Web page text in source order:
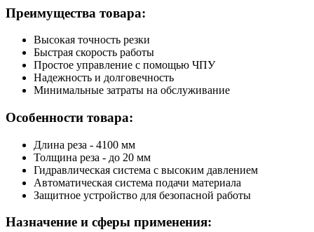
Преимущества товара:
Высокая точность резки
Быстрая скорость работы
Простое управление с помощью ЧПУ
Надежность и долговечность
Минимальные затраты на обслуживание
Особенности товара:
Длина реза - 4100 мм
Толщина реза - до 20 мм
Гидравлическая система с высоким давлением
Автоматическая система подачи материала
Защитное устройство для безопасной работы
Назначение и сферы применения: